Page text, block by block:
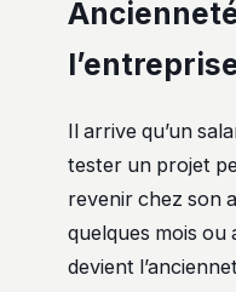
Il arrive qu’un
tester un projet
revenir chez son
quelques mois ou
devient